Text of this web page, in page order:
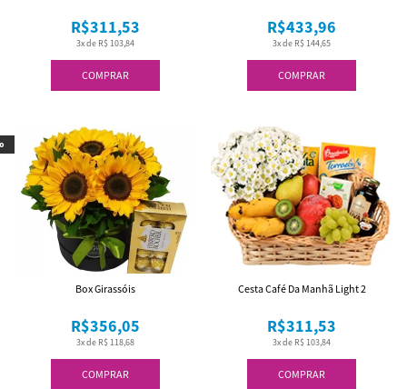
COMPRAR
3x de R$ 103,84
R$311,53
COMPRAR
3x de R$ 144,65
R$433,96
COMPRAR
3x de R$ 118,68
R$356,05
Box Girassóis
COMPRAR
3x de R$ 103,84
R$311,53
Cesta Café Da Manhã Light 2